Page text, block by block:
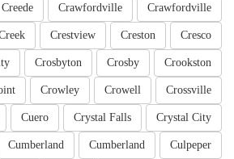
Crawfordville
Crawfordville
Creede
Cresco
Creston
Crestview
Crookston
Crosby
Crosbyton
Crossville
Crowell
Crowley
Crystal City
Crystal Falls
Cuero
Culpeper
Cumberland
Cumberland